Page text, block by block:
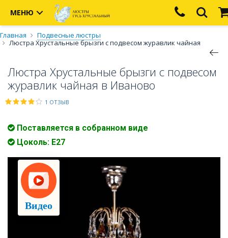
МЕНЮ
Главная
Подвесные люстры
Люстра Хрустальные брызги с подвесом журавлик чайная
Люстра Хрустальные брызги с подвесом
журавлик чайная в Иваново
1 ОТЗЫВ
Поставляется в собранном виде
Цоколь: E27
Видео